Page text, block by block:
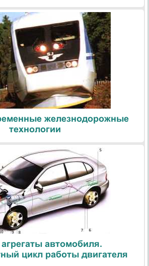
железнодорожные
технологии
автомобиля.
цикл работы двигателя